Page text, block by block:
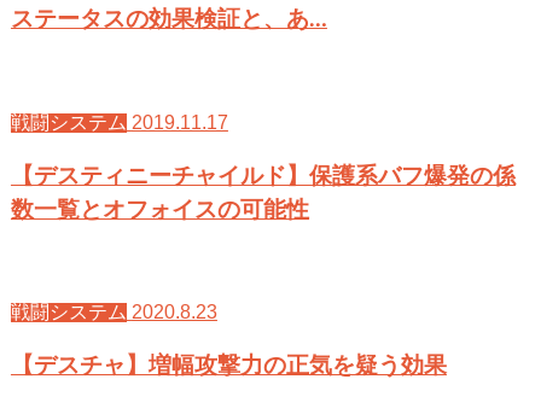
ステータスの効果検証と、あ…
戦闘システム 2019.11.17
【デスティニーチャイルド】保護系バフ爆発の係
数一覧とオフォイスの可能性
戦闘システム 2020.8.23
【デスチャ】増幅攻撃力の正気を疑う効果